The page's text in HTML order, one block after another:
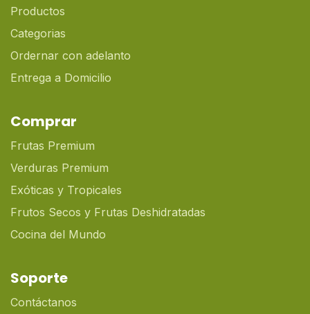
Productos
Categorias
Ordernar con adelanto
Entrega a Domicilio
Comprar
Frutas Premium
Verduras Premium
Exóticas y Tropicales
Frutos Secos y Frutas Deshidratadas
Cocina del Mundo
Soporte
Contáctanos